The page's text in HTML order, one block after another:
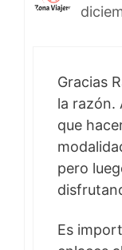
Gracias
la razón.
que
pero
Es